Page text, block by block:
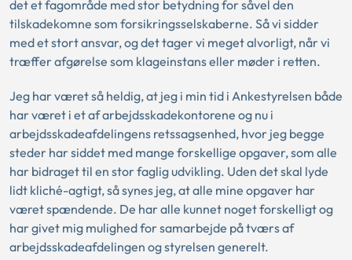
det et fagområde med stor betydning for såvel den
tilskadekomne som forsikringsselskaberne. Så vi sidder
med et stort ansvar, og det tager vi meget alvorligt, når vi
træffer afgørelse som klageinstans eller møder i retten.
Jeg har været så heldig, at jeg i min tid i Ankestyrelsen både
har været i et af arbejdsskadekontorene og nu i
arbejdsskadeafdelingens retssagsenhed, hvor jeg begge
steder har siddet med mange forskellige opgaver, som alle
har bidraget til en stor faglig udvikling. Uden det skal lyde
lidt kliché-agtigt, så synes jeg, at alle mine opgaver har
været spændende. De har alle kunnet noget forskelligt og
har givet mig mulighed for samarbejde på tværs af
arbejdsskadeafdelingen og styrelsen generelt.